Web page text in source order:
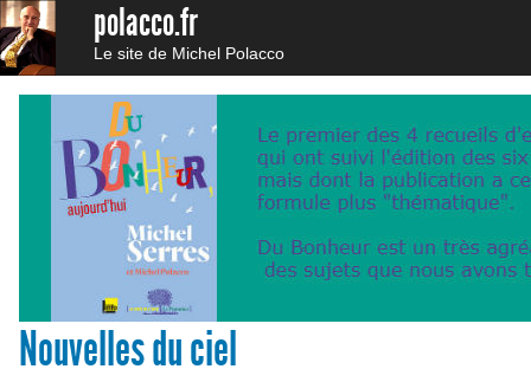
polacco.fr
Le site de Michel Polacco
Nouvelles du ciel